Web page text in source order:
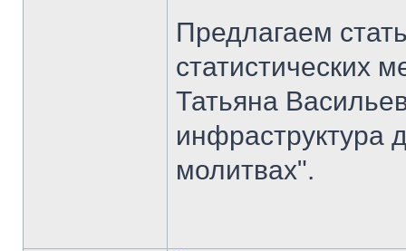
Предлагаем
статистических
Татьяна
инфраструктура
молитвах".